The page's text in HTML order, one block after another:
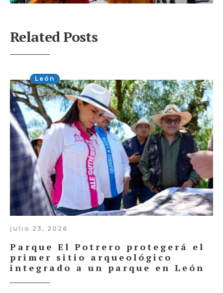
Related Posts
León
julio 23, 2026
Parque El Potrero protegerá el
primer sitio arqueológico
integrado a un parque en León